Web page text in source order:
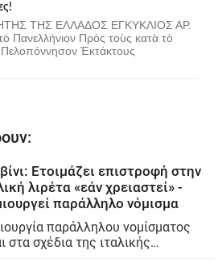
ΤΗΣ ΕΛΛΑΔΟΣ ΕΓΚΥΚΛΙΟΣ ΑΡ.
Πανελλήνιον Πρὸς τοὺς κατὰ τὸ
Πελοπόννησον Ἐκτάκτους